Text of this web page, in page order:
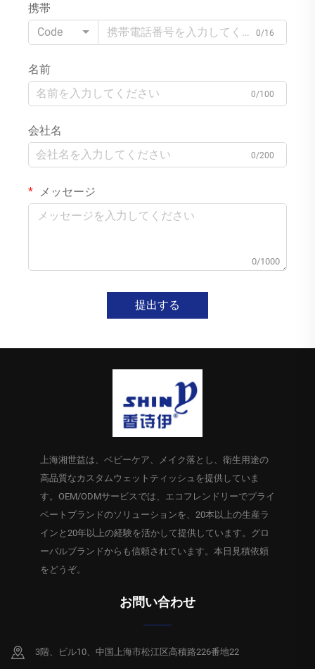
携帯
Code
0/16
名前
0/100
会社名
0/200
メッセージ
0/1000
提出する
上海湘世益は、ベビーケア、メイク落とし、衛生用途の
高品質なカスタムウェットティッシュを提供していま
す。OEM/ODMサービスでは、エコフレンドリーでプライ
ベートブランドのソリューションを、20本以上の生産ラ
インと20年以上の経験を活かして提供しています。グロ
ーバルブランドからも信頼されています。本日見積依頼
をどうぞ。
お問い合わせ
3階、ビル10、中国上海市松江区高積路226番地22